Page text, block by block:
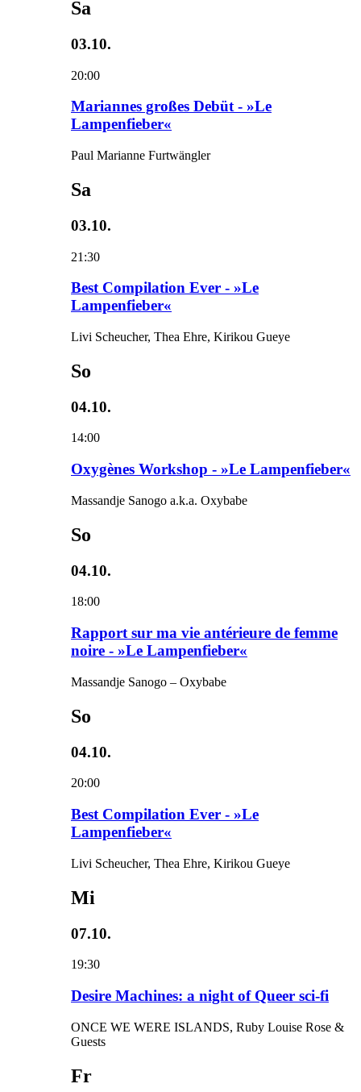
Sa
03.10.
20:00
Mariannes großes Debüt - »Le
Lampenfieber«
Paul Marianne Furtwängler
Sa
03.10.
21:30
Best Compilation Ever - »Le
Lampenfieber«
Livi Scheucher, Thea Ehre, Kirikou Gueye
So
04.10.
14:00
Oxygènes Workshop - »Le Lampenfieber«
Massandje Sanogo a.k.a. Oxybabe
So
04.10.
18:00
Rapport sur ma vie antérieure de femme
noire - »Le Lampenfieber«
Massandje Sanogo – Oxybabe
So
04.10.
20:00
Best Compilation Ever - »Le
Lampenfieber«
Livi Scheucher, Thea Ehre, Kirikou Gueye
Mi
07.10.
19:30
Desire Machines: a night of Queer sci-fi
ONCE WE WERE ISLANDS, Ruby Louise Rose &
Guests
Fr